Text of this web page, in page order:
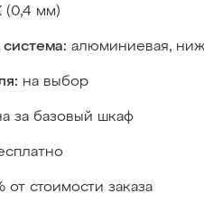
(0,4 мм)
алюминиевая,
на выбор
за базовый шкаф
от стоимости заказа